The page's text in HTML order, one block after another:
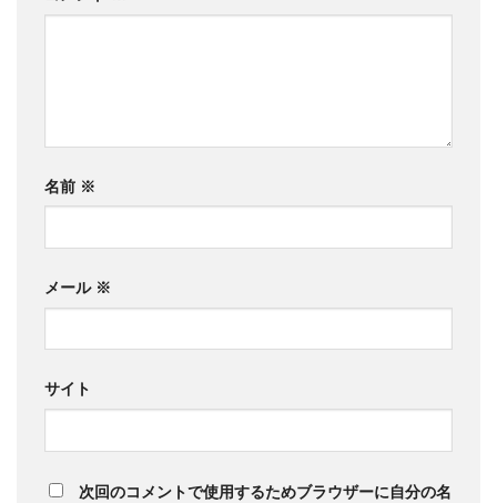
名前 ※
メール ※
サイト
次回のコメントで使用するためブラウザーに自分の名